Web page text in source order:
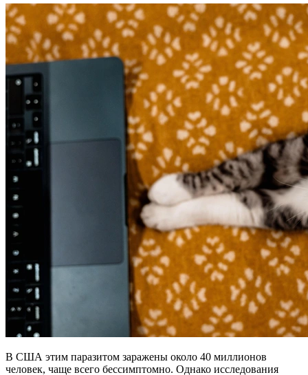
В США этим паразитом заражены около 40 миллионов
человек, чаще всего бессимптомно. Однако исследования